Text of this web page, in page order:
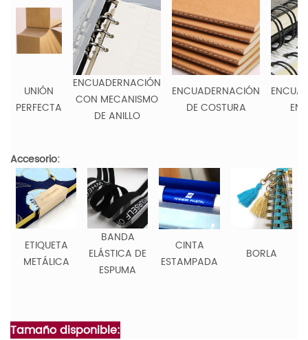
UNIÓN
PERFECTA
ENCUADERNACIÓN
CON MECANISMO
DE ANILLO
ENCUADERNACIÓN
DE COSTURA
EN
Accesorio:
ETIQUETA
METÁLICA
BANDA
ELÁSTICA DE
ESPUMA
CINTA
ESTAMPADA
BORLA
Tamaño disponible: